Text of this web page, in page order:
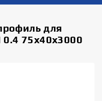
для
0.4 75x40x3000